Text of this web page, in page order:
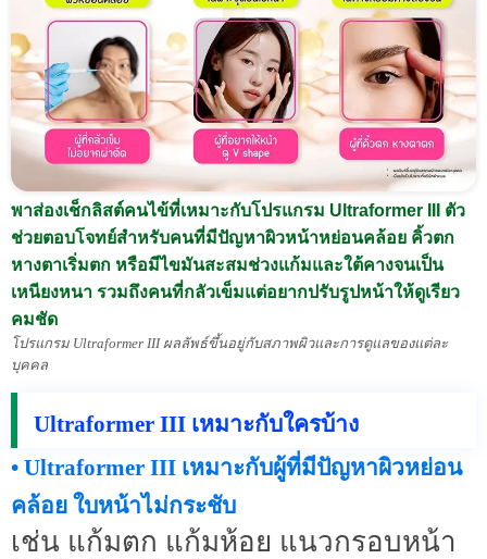
พาส่องเช็กลิสต์คนไข้ที่เหมาะกับโปรแกรม Ultraformer III ตัว
ช่วยตอบโจทย์สำหรับคนที่มีปัญหาผิวหน้าหย่อนคล้อย คิ้วตก
หางตาเริ่มตก หรือมีไขมันสะสมช่วงแก้มและใต้คางจนเป็น
เหนียงหนา รวมถึงคนที่กลัวเข็มแต่อยากปรับรูปหน้าให้ดูเรียว
คมชัด
โปรแกรม Ultraformer III ผลลัพธ์ขึ้นอยู่กับสภาพผิวและการดูแลของแต่ละ
บุคคล
Ultraformer III เหมาะกับใครบ้าง
• Ultraformer III เหมาะกับผู้ที่มีปัญหาผิวหย่อน
คล้อย ใบหน้าไม่กระชับ
เช่น แก้มตก แก้มห้อย แนวกรอบหน้า